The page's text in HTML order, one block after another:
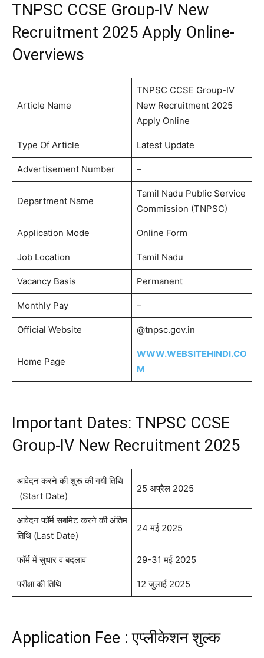
TNPSC CCSE Group-IV New
Recruitment 2025 Apply Online-
Overviews
Article Name
TNPSC CCSE Group-IV
New Recruitment 2025
Apply Online
Type Of Article Latest Update
Advertisement Number –
Department Name
Tamil Nadu Public Service
Commission (TNPSC)
Application Mode Online Form
Job Location Tamil Nadu
Vacancy Basis Permanent
Monthly Pay –
Official Website @tnpsc.gov.in
Home Page
WWW.WEBSITEHINDI.CO
M
Important Dates: TNPSC CCSE
Group-IV New Recruitment 2025
आवेदन करने की शुरू की गयी तिथि
(Start Date)
25 अप्रैल 2025
आवेदन फॉर्म सबमिट करने की अंतिम
तिथि (Last Date)
24 मई 2025
फॉर्म में सुधार व बदलाव 29-31 मई 2025
परीक्षा की तिथि 12 जुलाई 2025
Application Fee : एप्लीकेशन शुल्क